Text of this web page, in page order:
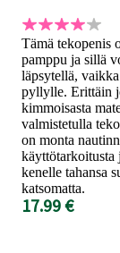
Tämä tekopenis
pamppu ja sillä
läpsytellä,
pyllylle. Erittäin
kimmoisasta
valmistetulla
on monta
käyttötarkoitusta
kenelle tahansa
katsomatta.
17.99 €